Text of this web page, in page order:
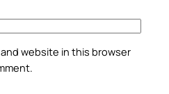
and website in this browser